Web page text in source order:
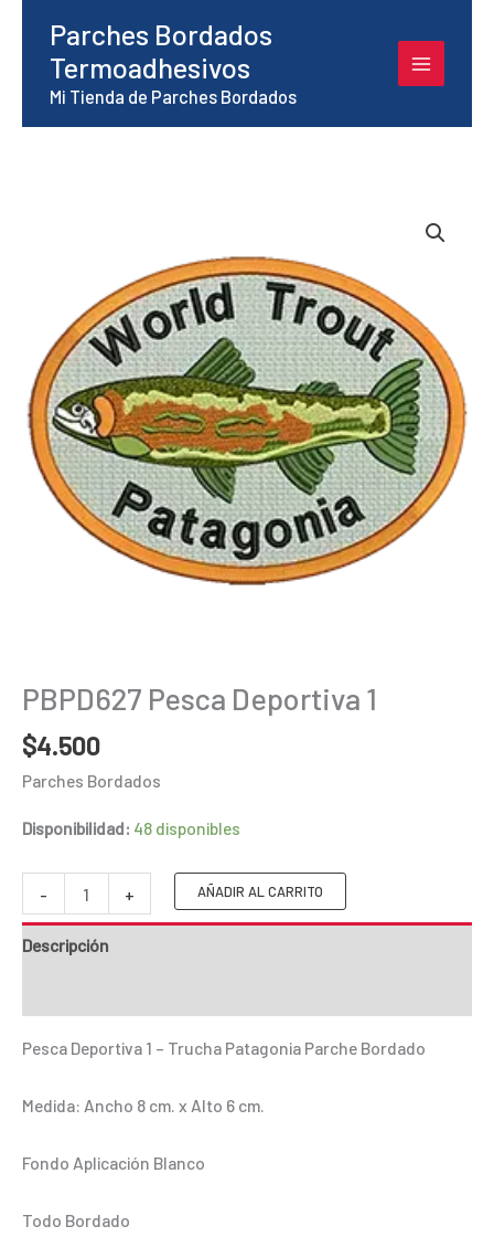
contenido
Parches Bordados
Termoadhesivos
Mi Tienda de Parches Bordados
PBPD627 Pesca Deportiva 1
$4.500
Parches Bordados
Disponibilidad: 48 disponibles
-
PBPD627
Pesca
Deportiva
+ AÑADIR AL CARRITO
Descripción
Pesca Deportiva 1 – Trucha Patagonia Parche Bordado
Medida: Ancho 8 cm. x Alto 6 cm.
Fondo Aplicación Blanco
Todo Bordado